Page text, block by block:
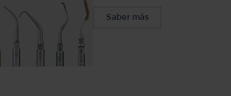
Saber más